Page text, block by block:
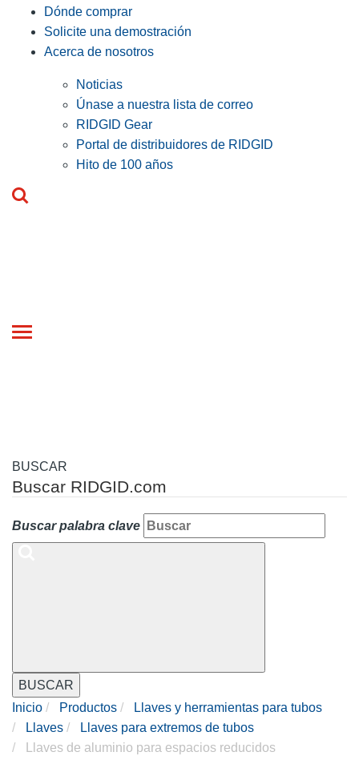
Dónde comprar
Solicite una demostración
Acerca de nosotros
Noticias
Únase a nuestra lista de correo
RIDGID Gear
Portal de distribuidores de RIDGID
Hito de 100 años
Toggle
BUSCAR
Buscar RIDGID.com
Buscar palabra clave
BUSCAR
Inicio
Productos
Llaves y herramientas para tubos
Llaves
Llaves para extremos de tubos
Llaves de aluminio para espacios reducidos